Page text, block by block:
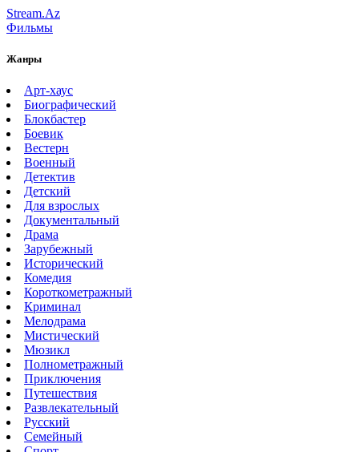
Stream.Az
Фильмы
Жанры
Арт-хаус
Биографический
Блокбастер
Боевик
Вестерн
Военный
Детектив
Детский
Для взрослых
Документальный
Драма
Зарубежный
Исторический
Комедия
Короткометражный
Криминал
Мелодрама
Мистический
Мюзикл
Полнометражный
Приключения
Путешествия
Развлекательный
Русский
Семейный